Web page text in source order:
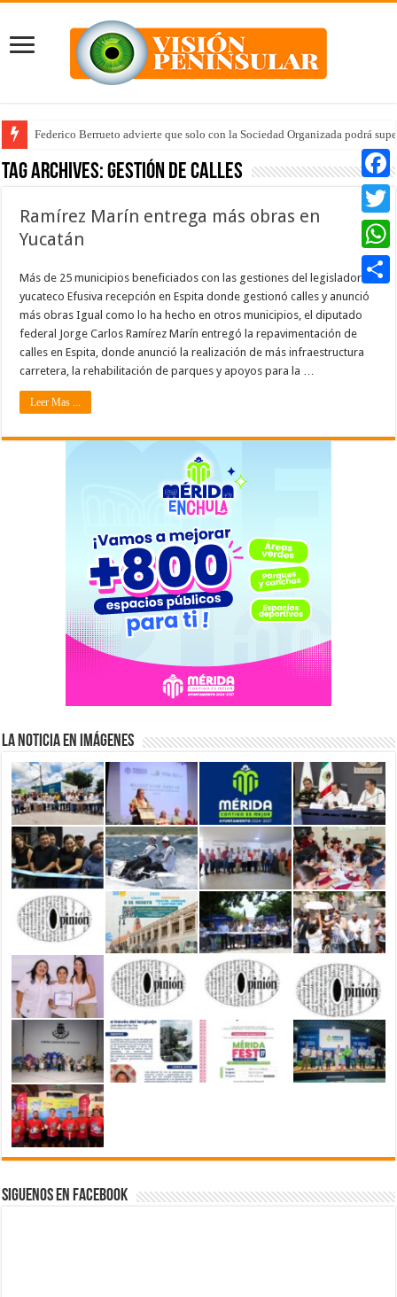
Federico Berrueto advierte que solo con la Sociedad Organizada podrá
Tag Archives:gestión de calles
Ramírez Marín entrega más obras en
Yucatán
Más de 25 municipios beneficiados con las gestiones del legislador
yucateco Efusiva recepción en Espita donde gestionó calles y anunció
más obras Igual como lo ha hecho en otros municipios, el diputado
federal Jorge Carlos Ramírez Marín entregó la repavimentación de
calles en Espita, donde anunció la realización de más infraestructura
carretera, la rehabilitación de parques y apoyos para la …
Leer Mas ...
La Noticia en Imágenes
Siguenos en Facebook
Twitter